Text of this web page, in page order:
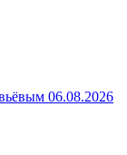
06.08.2026